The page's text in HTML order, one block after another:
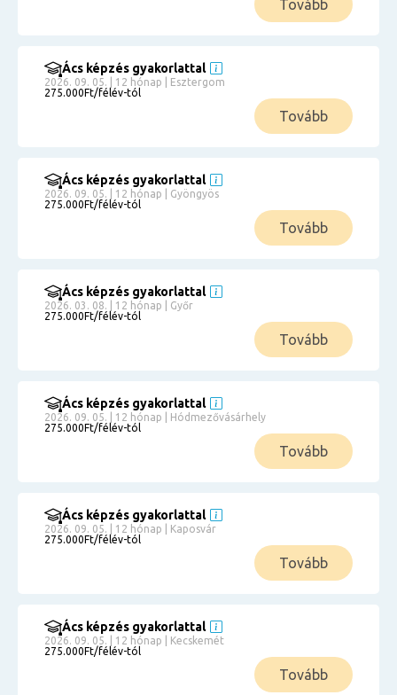
Tovább
Ács képzés gyakorlattal
2026. 09. 05. | 12 hónap | Esztergom
275.000Ft/félév-tól
Tovább
Ács képzés gyakorlattal
2026. 09. 05. | 12 hónap | Gyöngyös
275.000Ft/félév-tól
Tovább
Ács képzés gyakorlattal
2026. 03. 08. | 12 hónap | Győr
275.000Ft/félév-tól
Tovább
Ács képzés gyakorlattal
2026. 09. 05. | 12 hónap | Hódmezővásárhely
275.000Ft/félév-tól
Tovább
Ács képzés gyakorlattal
2026. 09. 05. | 12 hónap | Kaposvár
275.000Ft/félév-tól
Tovább
Ács képzés gyakorlattal
2026. 09. 05. | 12 hónap | Kecskemét
275.000Ft/félév-tól
Tovább